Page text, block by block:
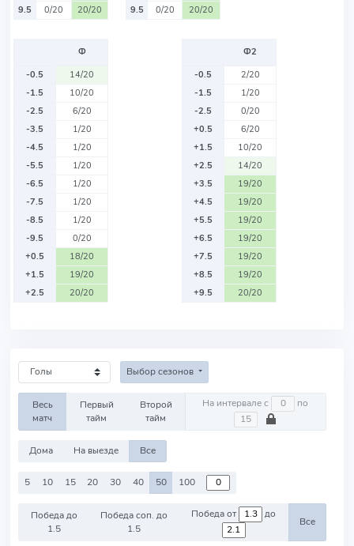
9.5
0/20 20/20
9.5
0/20 20/20
Ф
-0.5
14/20
-1.5
10/20
-2.5
6/20
-3.5
1/20
-4.5
1/20
-5.5
1/20
-6.5
1/20
-7.5
1/20
-8.5
1/20
-9.5
0/20
+0.5
18/20
+1.5
19/20
+2.5
20/20
Ф2
-0.5
2/20
-1.5
1/20
-2.5
0/20
+0.5
6/20
+1.5
10/20
+2.5
14/20
+3.5
19/20
+4.5
19/20
+5.5
19/20
+6.5
19/20
+7.5
19/20
+8.5
19/20
+9.5
20/20
Выбор сезонов
Весь
матч
Первый
тайм
Второй
тайм
На интервале с по
Дома На выезде Все
5 10 15 20 30 40 50 100
Победа до
1.5
Победа соп. до
1.5
Победа от до
Все